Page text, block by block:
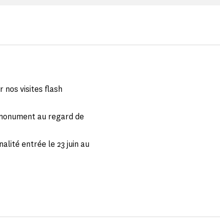
nos visites flash
au regard de
entrée le 23 juin au